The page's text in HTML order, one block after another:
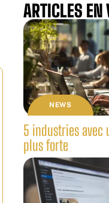
ARTICLES EN
NEWS
5 industries avec
plus forte